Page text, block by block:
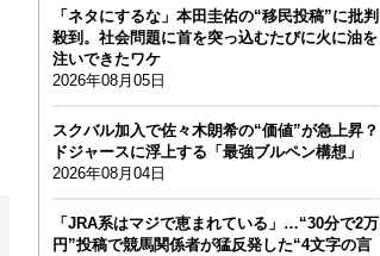
「ネタにするな」本田圭佑の“移民投稿”に批判
殺到。社会問題に首を突っ込むたびに火に油を
注いできたワケ
2026年08月05日
スクバル加入で佐々木朗希の“価値”が急上昇？
ドジャースに浮上する「最強ブルペン構想」
2026年08月04日
「JRA系はマジで恵まれている」…“30分で2万
円”投稿で競馬関係者が猛反発した“4文字の言